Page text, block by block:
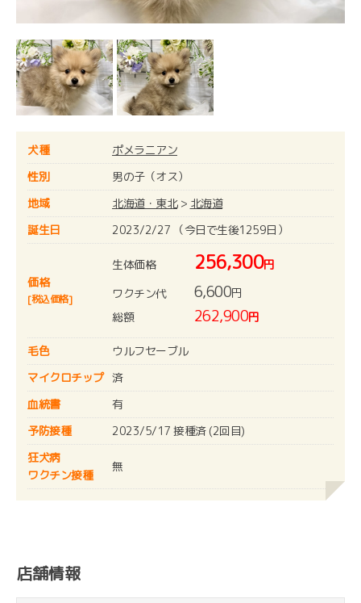
犬種
ポメラニアン
性別
男の子（オス）
地域
北海道・東北> 北海道
誕生日
2023/2/27 （今日で生後1259日）
価格
[税込価格]
生体価格 256,300円
ワクチン代
6,600円
総額
262,900円
毛色
ウルフセーブル
マイクロチップ 済
血統書
有
予防接種
2023/5/17 接種済 (2回目)
狂犬病
ワクチン接種
無
店舗情報